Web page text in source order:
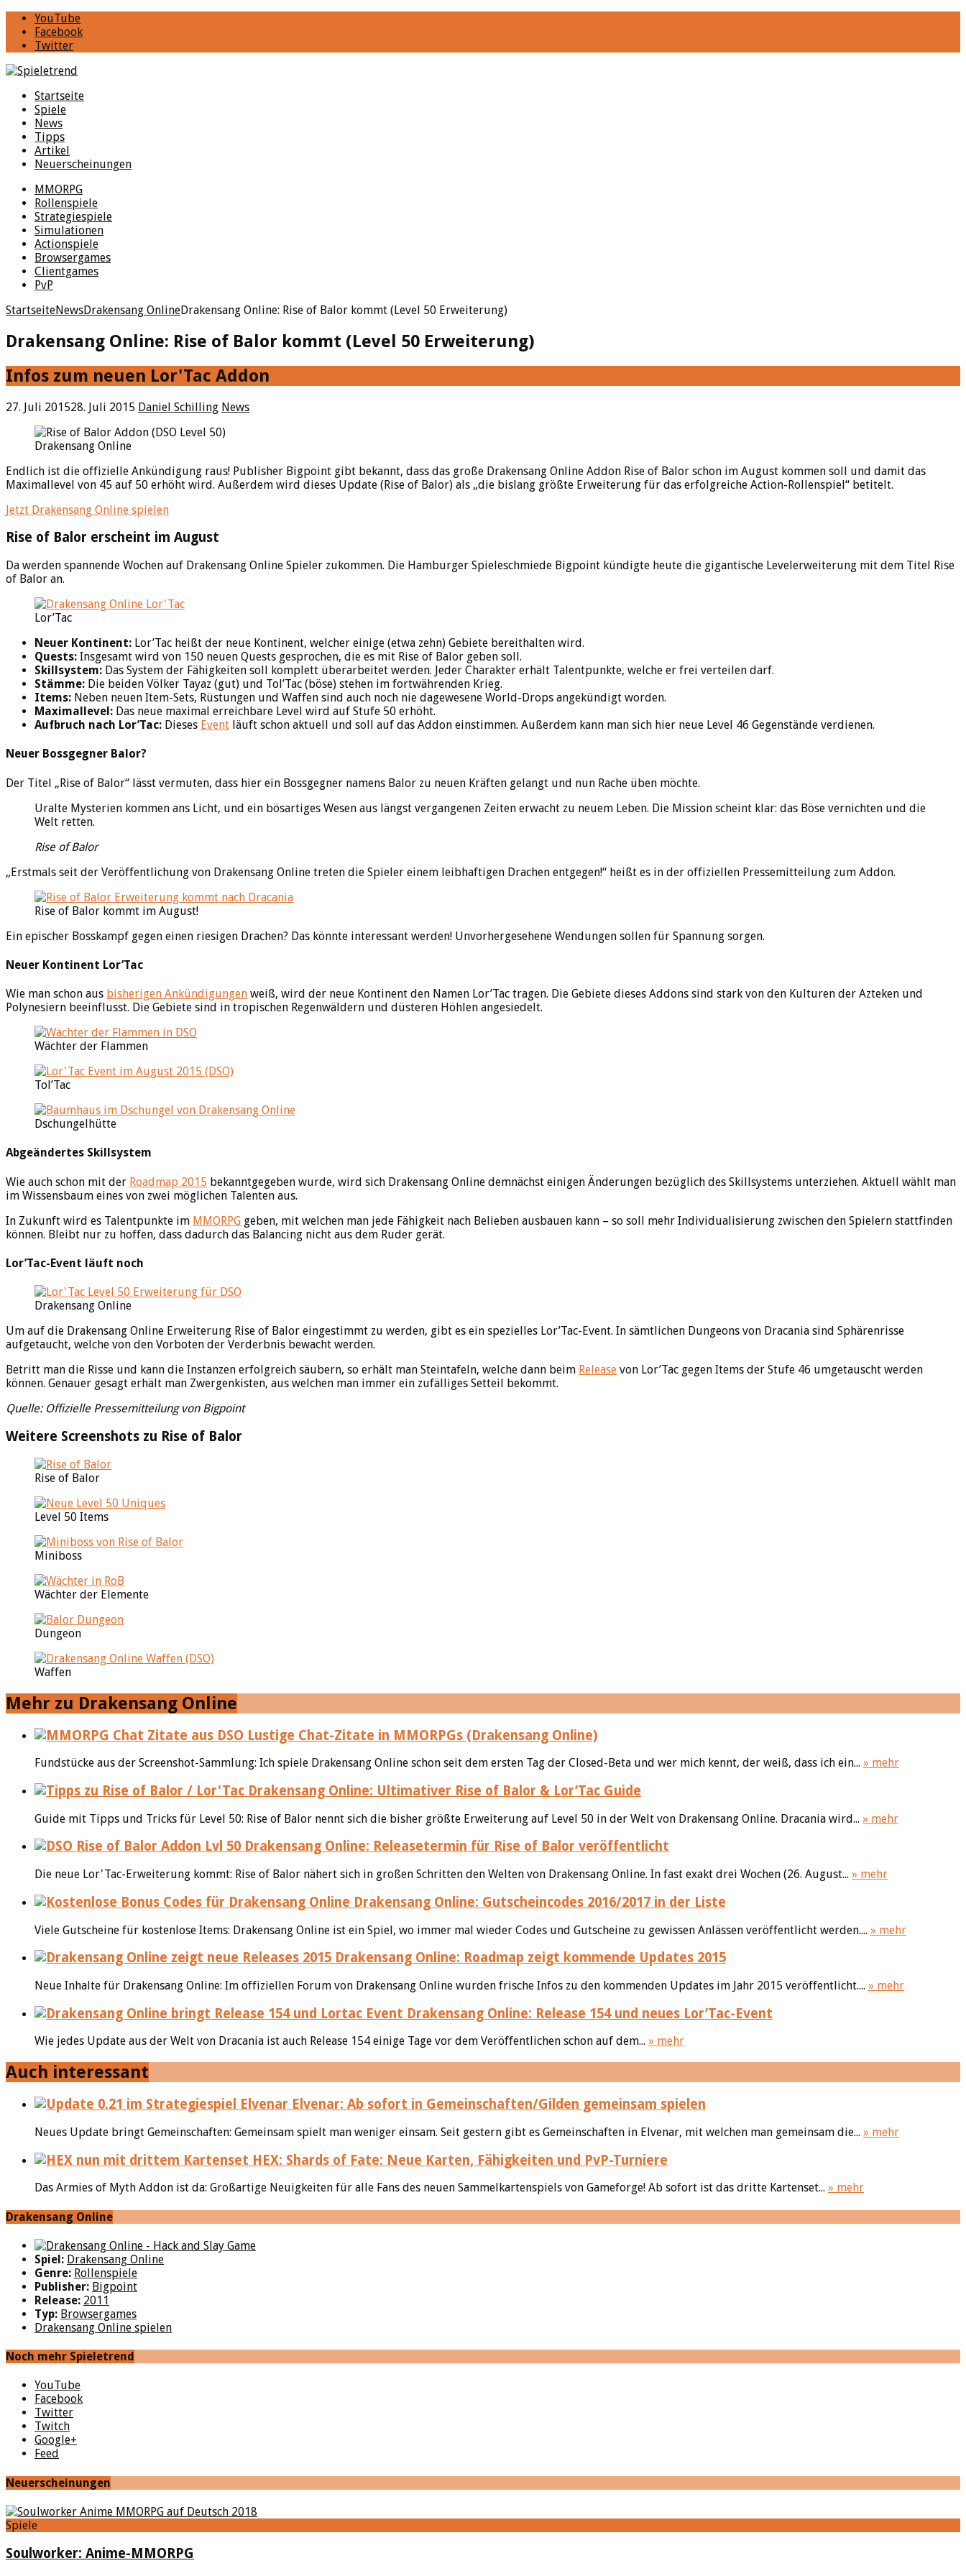
YouTube
Facebook
Twitter
Startseite
Spiele
News
Tipps
Artikel
Neuerscheinungen
MMORPG
Rollenspiele
Strategiespiele
Simulationen
Actionspiele
Browsergames
Clientgames
PvP
StartseiteNewsDrakensang OnlineDrakensang Online: Rise of Balor kommt (Level 50 Erweiterung)
Drakensang Online: Rise of Balor kommt (Level 50 Erweiterung)
Infos zum neuen Lor'Tac Addon
27. Juli 201528. Juli 2015 Daniel Schilling News
Drakensang Online
Endlich ist die offizielle Ankündigung raus! Publisher Bigpoint gibt bekannt, dass das große Drakensang Online Addon Rise of Balor schon im August kommen soll und damit das
Maximallevel von 45 auf 50 erhöht wird. Außerdem wird dieses Update (Rise of Balor) als „die bislang größte Erweiterung für das erfolgreiche Action-Rollenspiel“ betitelt.
Jetzt Drakensang Online spielen
Rise of Balor erscheint im August
Da werden spannende Wochen auf Drakensang Online Spieler zukommen. Die Hamburger Spieleschmiede Bigpoint kündigte heute die gigantische Levelerweiterung mit dem Titel Rise
of Balor an.
Lor’Tac
Neuer Kontinent: Lor’Tac heißt der neue Kontinent, welcher einige (etwa zehn) Gebiete bereithalten wird.
Quests: Insgesamt wird von 150 neuen Quests gesprochen, die es mit Rise of Balor geben soll.
Skillsystem: Das System der Fähigkeiten soll komplett überarbeitet werden. Jeder Charakter erhält Talentpunkte, welche er frei verteilen darf.
Stämme: Die beiden Völker Tayaz (gut) und Tol’Tac (böse) stehen im fortwährenden Krieg.
Items: Neben neuen Item-Sets, Rüstungen und Waffen sind auch noch nie dagewesene World-Drops angekündigt worden.
Maximallevel: Das neue maximal erreichbare Level wird auf Stufe 50 erhöht.
Aufbruch nach Lor’Tac: Dieses Event läuft schon aktuell und soll auf das Addon einstimmen. Außerdem kann man sich hier neue Level 46 Gegenstände verdienen.
Neuer Bossgegner Balor?
Der Titel „Rise of Balor“ lässt vermuten, dass hier ein Bossgegner namens Balor zu neuen Kräften gelangt und nun Rache üben möchte.
Uralte Mysterien kommen ans Licht, und ein bösartiges Wesen aus längst vergangenen Zeiten erwacht zu neuem Leben. Die Mission scheint klar: das Böse vernichten und die
Welt retten.
Rise of Balor
„Erstmals seit der Veröffentlichung von Drakensang Online treten die Spieler einem leibhaftigen Drachen entgegen!“ heißt es in der offiziellen Pressemitteilung zum Addon.
Rise of Balor kommt im August!
Ein epischer Bosskampf gegen einen riesigen Drachen? Das könnte interessant werden! Unvorhergesehene Wendungen sollen für Spannung sorgen.
Neuer Kontinent Lor’Tac
Wie man schon aus bisherigen Ankündigungen weiß, wird der neue Kontinent den Namen Lor’Tac tragen. Die Gebiete dieses Addons sind stark von den Kulturen der Azteken und
Polynesiern beeinflusst. Die Gebiete sind in tropischen Regenwäldern und düsteren Höhlen angesiedelt.
Wächter der Flammen
Tol’Tac
Dschungelhütte
Abgeändertes Skillsystem
Wie auch schon mit der Roadmap 2015 bekanntgegeben wurde, wird sich Drakensang Online demnächst einigen Änderungen bezüglich des Skillsystems unterziehen. Aktuell wählt man
im Wissensbaum eines von zwei möglichen Talenten aus.
In Zukunft wird es Talentpunkte im MMORPG geben, mit welchen man jede Fähigkeit nach Belieben ausbauen kann – so soll mehr Individualisierung zwischen den Spielern stattfinden
können. Bleibt nur zu hoffen, dass dadurch das Balancing nicht aus dem Ruder gerät.
Lor’Tac-Event läuft noch
Drakensang Online
Um auf die Drakensang Online Erweiterung Rise of Balor eingestimmt zu werden, gibt es ein spezielles Lor’Tac-Event. In sämtlichen Dungeons von Dracania sind Sphärenrisse
aufgetaucht, welche von den Vorboten der Verderbnis bewacht werden.
Betritt man die Risse und kann die Instanzen erfolgreich säubern, so erhält man Steintafeln, welche dann beim Release von Lor’Tac gegen Items der Stufe 46 umgetauscht werden
können. Genauer gesagt erhält man Zwergenkisten, aus welchen man immer ein zufälliges Setteil bekommt.
Quelle: Offizielle Pressemitteilung von Bigpoint
Weitere Screenshots zu Rise of Balor
Rise of Balor
Level 50 Items
Miniboss
Wächter der Elemente
Dungeon
Waffen
Mehr zu Drakensang Online
Lustige Chat-Zitate in MMORPGs (Drakensang Online)
Fundstücke aus der Screenshot-Sammlung: Ich spiele Drakensang Online schon seit dem ersten Tag der Closed-Beta und wer mich kennt, der weiß, dass ich ein... » mehr
Drakensang Online: Ultimativer Rise of Balor & Lor’Tac Guide
Guide mit Tipps und Tricks für Level 50: Rise of Balor nennt sich die bisher größte Erweiterung auf Level 50 in der Welt von Drakensang Online. Dracania wird... » mehr
Drakensang Online: Releasetermin für Rise of Balor veröffentlicht
Die neue Lor'Tac-Erweiterung kommt: Rise of Balor nähert sich in großen Schritten den Welten von Drakensang Online. In fast exakt drei Wochen (26. August... » mehr
Drakensang Online: Gutscheincodes 2016/2017 in der Liste
Viele Gutscheine für kostenlose Items: Drakensang Online ist ein Spiel, wo immer mal wieder Codes und Gutscheine zu gewissen Anlässen veröffentlicht werden.... » mehr
Drakensang Online: Roadmap zeigt kommende Updates 2015
Neue Inhalte für Drakensang Online: Im offiziellen Forum von Drakensang Online wurden frische Infos zu den kommenden Updates im Jahr 2015 veröffentlicht.... » mehr
Drakensang Online: Release 154 und neues Lor’Tac-Event
Wie jedes Update aus der Welt von Dracania ist auch Release 154 einige Tage vor dem Veröffentlichen schon auf dem... » mehr
Auch interessant
Elvenar: Ab sofort in Gemeinschaften/Gilden gemeinsam spielen
Neues Update bringt Gemeinschaften: Gemeinsam spielt man weniger einsam. Seit gestern gibt es Gemeinschaften in Elvenar, mit welchen man gemeinsam die... » mehr
HEX: Shards of Fate: Neue Karten, Fähigkeiten und PvP-Turniere
Das Armies of Myth Addon ist da: Großartige Neuigkeiten für alle Fans des neuen Sammelkartenspiels von Gameforge! Ab sofort ist das dritte Kartenset... » mehr
Drakensang Online
Spiel: Drakensang Online
Genre: Rollenspiele
Publisher: Bigpoint
Release: 2011
Typ: Browsergames
Drakensang Online spielen
Noch mehr Spieletrend
YouTube
Facebook
Twitter
Twitch
Google+
Feed
Neuerscheinungen
Spiele
Soulworker: Anime-MMORPG